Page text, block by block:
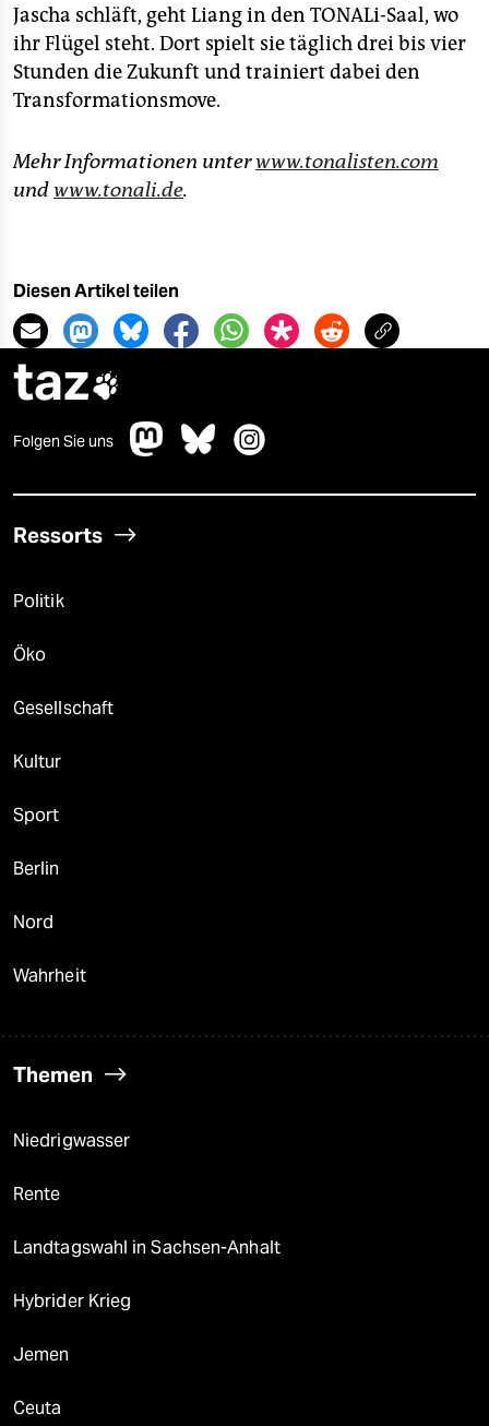
Jascha schläft, geht Liang in den TONALi-Saal, wo
ihr Flügel steht. Dort spielt sie täglich drei bis vier
Stunden die Zukunft und trainiert dabei den
Transformationsmove.
Mehr Informationen unterwww.tonalisten.com
undwww.tonali.de.
Diesen Artikel teilen
taz
Folgen Sie uns
Ressorts
Politik
Öko
Gesellschaft
Kultur
Sport
Berlin
Nord
Wahrheit
Themen
Niedrigwasser
Rente
Landtagswahl in Sachsen-Anhalt
Hybrider Krieg
Jemen
Ceuta